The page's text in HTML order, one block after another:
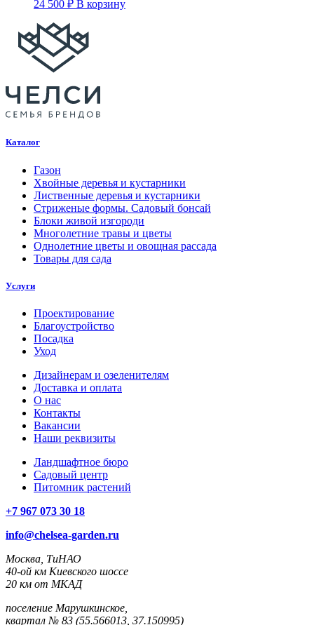
24 500 ₽ В корзину
Каталог
Газон
Хвойные деревья и кустарники
Лиственные деревья и кустарники
Стриженые формы. Садовый бонсай
Блоки живой изгороди
Многолетние травы и цветы
Однолетние цветы и овощная рассада
Товары для сада
Услуги
Проектирование
Благоустройство
Посадка
Уход
Дизайнерам и озеленителям
Доставка и оплата
О нас
Контакты
Вакансии
Наши реквизиты
Ландшафтное бюро
Садовый центр
Питомник растений
+7 967 073 30 18
info@chelsea-garden.ru
Москва, ТиНАО
40-ой км Киевского шоссе
20 км от МКАД
поселение Марушкинское,
квартал № 83 (55.566013, 37.150995)